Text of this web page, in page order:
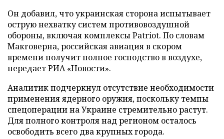
Он добавил, что украинская сторона испытывает
острую нехватку систем противовоздушной
обороны, включая комплексы Patriot. По словам
Макговерна, российская авиация в скором
времени получит полное господство в воздухе,
передаетРИА «Новости».
Аналитик подчеркнул отсутствие необходимости
применения ядерного оружия, поскольку темпы
спецоперации на Украине стремительно растут.
Для полного контроля над регионом осталось
освободить всего два крупных города.